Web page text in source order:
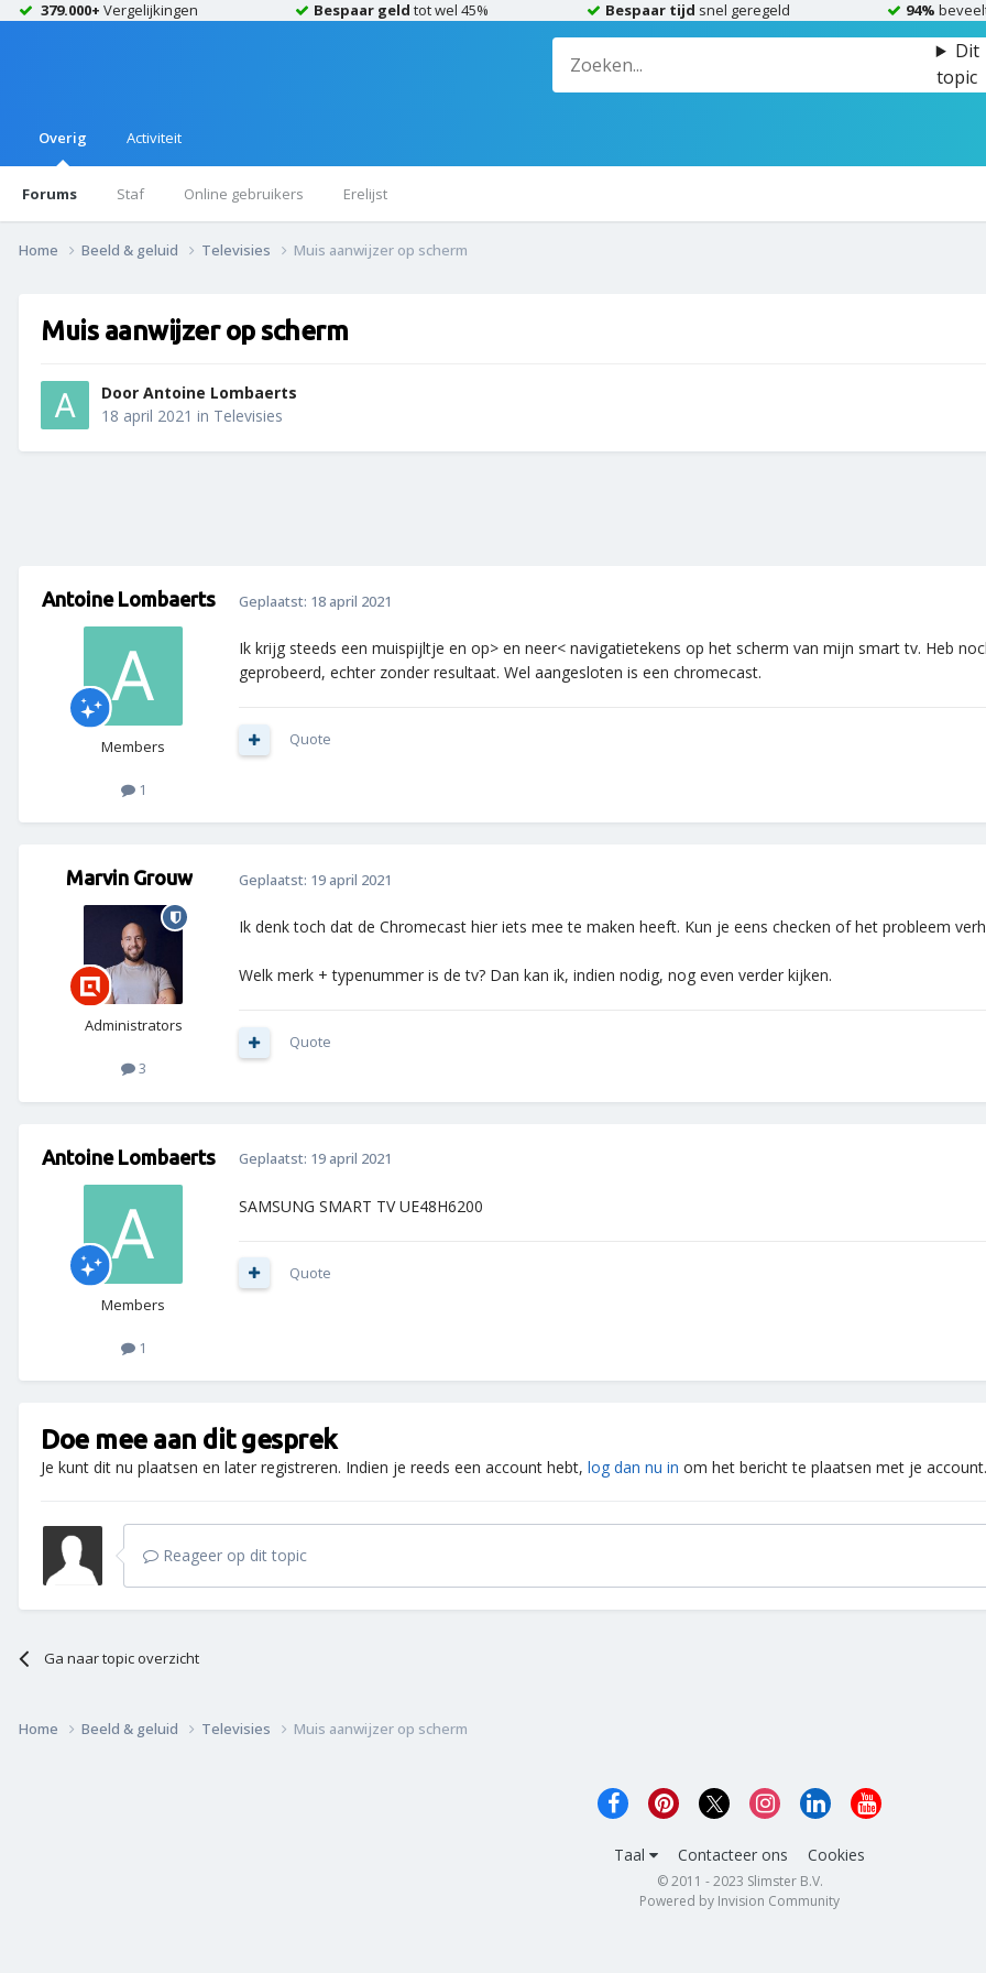
379.000+ Vergelijkingen Bespaar geld tot wel 45% Bespaar tijd snel geregeld 94%
Dit
topic
Overig
Forums Staf Online gebruikers Erelijst
Activiteit
Home Beeld & geluid Televisies Muis aanwijzer op scherm
Muis aanwijzer op scherm
Door Antoine Lombaerts
18 april 2021 in Televisies
Antoine Lombaerts
Members
1
Geplaatst: 18 april 2021
Ik krijg steeds een muispijltje en op> en neer< navigatietekens op het scherm van mijn smart tv. Heb
geprobeerd, echter zonder resultaat. Wel aangesloten is een chromecast.
Quote
Marvin Grouw
Administrators
3
Geplaatst: 19 april 2021
Ik denk toch dat de Chromecast hier iets mee te maken heeft. Kun je eens checken of het probleem
Welk merk + typenummer is de tv? Dan kan ik, indien nodig, nog even verder kijken.
Quote
Antoine Lombaerts
Members
1
Geplaatst: 19 april 2021
SAMSUNG SMART TV UE48H6200
Quote
Doe mee aan dit gesprek
Je kunt dit nu plaatsen en later registreren. Indien je reeds een account hebt, log dan nu in om het bericht te plaatsen met je account.
Reageer op dit topic
Ga naar topic overzicht
Home Beeld & geluid Televisies Muis aanwijzer op scherm
Taal Contacteer ons Cookies
© 2011 - 2023 Slimster B.V.
Powered by Invision Community